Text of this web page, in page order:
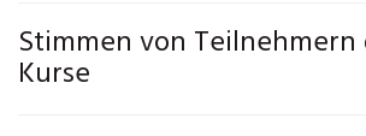
Stimmen von
Kurse